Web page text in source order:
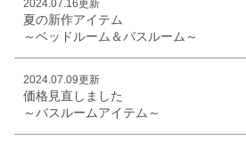
2024.07.16更新
夏の新作アイテム
～ベッドルーム＆バスルーム～
2024.07.09更新
価格見直しました
～バスルームアイテム～